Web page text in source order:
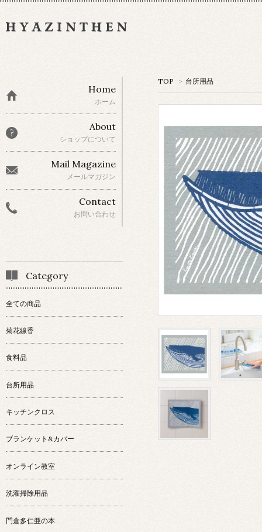
TOP > 台所用品
Home
ホーム
About
ショップについて
Mail Magazine
メールマガジン
Contact
お問い合わせ
Category
全ての商品
菊花線香
食料品
台所用品
キッチンクロス
ブランケット&カバー
オンライン教室
洗濯掃除用品
門倉多仁亜の本